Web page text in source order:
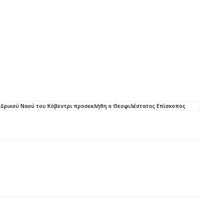
Ναού του Κόβεντρι προσεκλήθη ο Θεοφιλέστατος Επίσκοπος